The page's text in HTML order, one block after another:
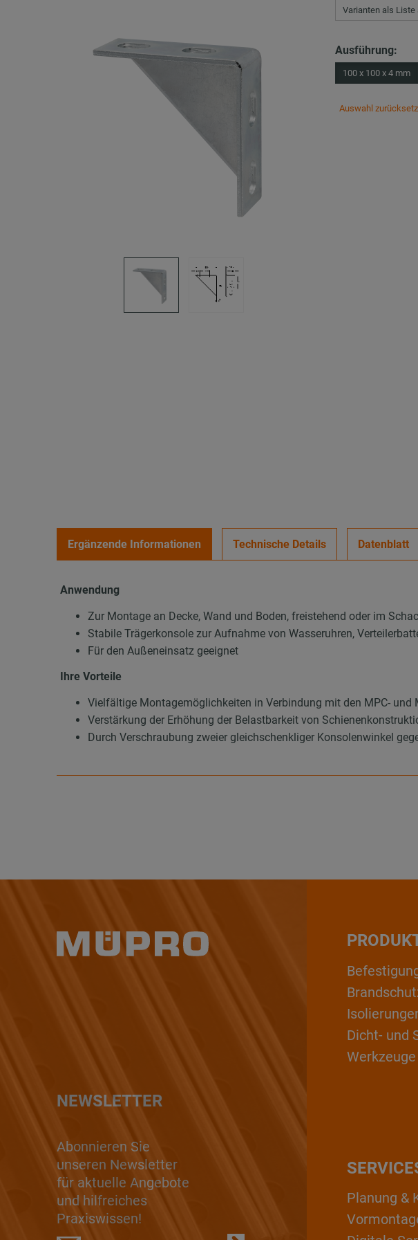
Varianten als Liste
Ausführung:
100 x 100 x 4 mm
Auswahl
Ergänzende Informationen Technische Details Datenblatt
Anwendung
Zur Montage an Decke, Wand und Boden, freistehend oder im
Stabile Trägerkonsole zur Aufnahme von Wasseruhren,
Für den Außeneinsatz geeignet
Ihre Vorteile
Vielfältige Montagemöglichkeiten in Verbindung mit den MPC- und
Verstärkung der Erhöhung der Belastbarkeit von
Durch Verschraubung zweier gleichschenkliger Konsolenwinkel
NEWSLETTER
Abonnieren Sie
unseren Newsletter
für aktuelle Angebote
und hilfreiches
Praxiswissen!
Dicht- und
Werkzeuge
Planung &